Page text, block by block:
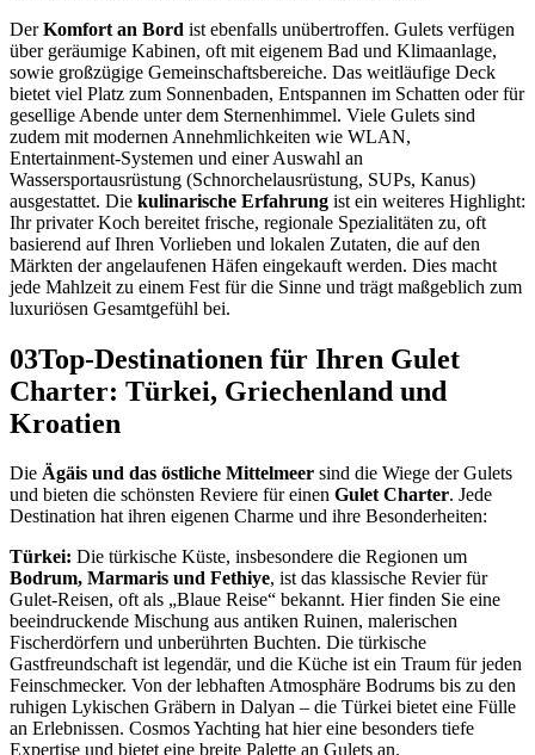
DerKomfort an Bord ist ebenfalls unübertroffen. Gulets verfügen
über geräumige Kabinen, oft mit eigenem Bad und Klimaanlage,
sowie großzügige Gemeinschaftsbereiche. Das weitläufige Deck
bietet viel Platz zum Sonnenbaden, Entspannen im Schatten oder für
gesellige Abende unter dem Sternenhimmel. Viele Gulets sind
zudem mit modernen Annehmlichkeiten wie WLAN,
Entertainment-Systemen und einer Auswahl an
Wassersportausrüstung (Schnorchelausrüstung, SUPs, Kanus)
ausgestattet. Die kulinarische Erfahrung ist ein weiteres Highlight:
Ihr privater Koch bereitet frische, regionale Spezialitäten zu, oft
basierend auf Ihren Vorlieben und lokalen Zutaten, die auf den
Märkten der angelaufenen Häfen eingekauft werden. Dies macht
jede Mahlzeit zu einem Fest für die Sinne und trägt maßgeblich zum
luxuriösen Gesamtgefühl bei.
03Top-Destinationen für Ihren Gulet
Charter: Türkei, Griechenland und
Kroatien
Die Ägäis und das östliche Mittelmeer sind die Wiege der Gulets
und bieten die schönsten Reviere für einen Gulet Charter. Jede
Destination hat ihren eigenen Charme und ihre Besonderheiten:
Türkei: Die türkische Küste, insbesondere die Regionen um
Bodrum, Marmaris und Fethiye, ist das klassische Revier für
Gulet-Reisen, oft als „Blaue Reise“ bekannt. Hier finden Sie eine
beeindruckende Mischung aus antiken Ruinen, malerischen
Fischerdörfern und unberührten Buchten. Die türkische
Gastfreundschaft ist legendär, und die Küche ist ein Traum für jeden
Feinschmecker. Von der lebhaften Atmosphäre Bodrums bis zu den
ruhigen Lykischen Gräbern in Dalyan – die Türkei bietet eine Fülle
an Erlebnissen. Cosmos Yachting hat hier eine besonders tiefe
Expertise und bietet eine breite Palette an Gulets an.